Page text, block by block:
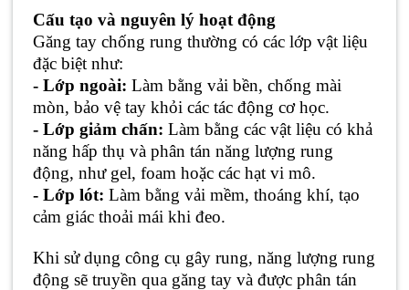
Cấu tạo và nguyên lý hoạt động
Găng tay chống rung thường có các lớp vật liệu
đặc biệt như:
- Lớp ngoài: Làm bằng vải bền, chống mài
mòn, bảo vệ tay khỏi các tác động cơ học.
- Lớp giảm chấn: Làm bằng các vật liệu có khả
năng hấp thụ và phân tán năng lượng rung
động, như gel, foam hoặc các hạt vi mô.
- Lớp lót: Làm bằng vải mềm, thoáng khí, tạo
cảm giác thoải mái khi đeo.
Khi sử dụng công cụ gây rung, năng lượng rung
động sẽ truyền qua găng tay và được phân tán